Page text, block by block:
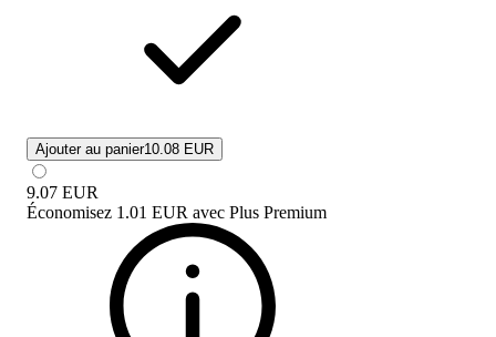
Ajouter au panier10.08 EUR
9.07 EUR
Économisez 1.01 EUR avec Plus Premium